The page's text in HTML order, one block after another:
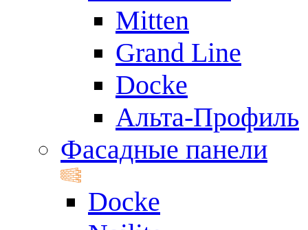
Mitten
Grand Line
Docke
Альта-Профиль
Фасадные панели
Docke